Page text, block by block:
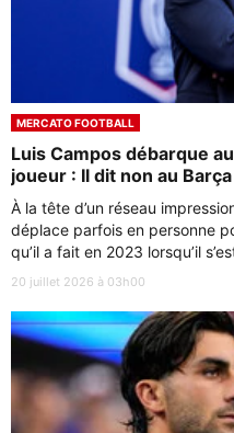
MERCATO FOOTBALL
Luis Campos débarque
joueur : Il dit non au
À la tête d’un réseau
déplace parfois en personne
qu’il a fait en 2023 lorsqu’il
20 juillet 2026 à 03h00